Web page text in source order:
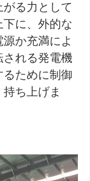
る力として
に、外的な
か充満によ
れる発電機
ために制御
ち上げま